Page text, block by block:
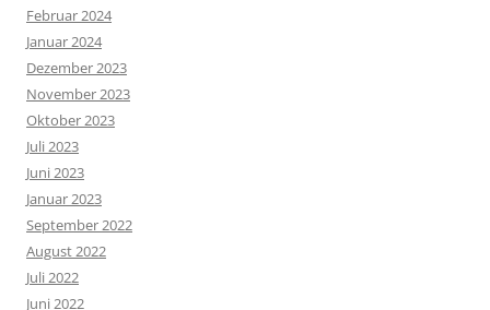
Februar 2024
Januar 2024
Dezember 2023
November 2023
Oktober 2023
Juli 2023
Juni 2023
Januar 2023
September 2022
August 2022
Juli 2022
Juni 2022